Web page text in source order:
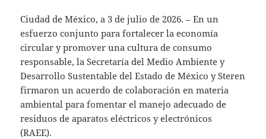
Ciudad de México, a 3 de julio de 2026. – En un
esfuerzo conjunto para fortalecer la economía
circular y promover una cultura de consumo
responsable, la Secretaría del Medio Ambiente y
Desarrollo Sustentable del Estado de México y Steren
firmaron un acuerdo de colaboración en materia
ambiental para fomentar el manejo adecuado de
residuos de aparatos eléctricos y electrónicos
(RAEE).